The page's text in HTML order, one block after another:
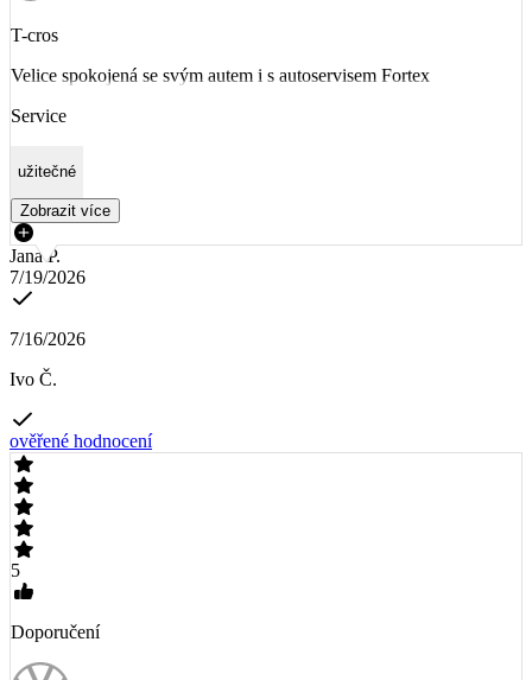
T-cros
Velice spokojená se svým autem i s autoservisem Fortex
Service
užitečné
Zobrazit více
Jana P.
7/19/2026
7/16/2026
Ivo Č.
ověřené hodnocení
5
Doporučení